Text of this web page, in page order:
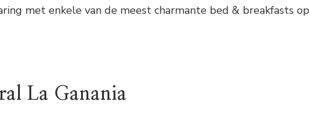
met enkele van de meest charmante bed & breakfasts op
La Ganania